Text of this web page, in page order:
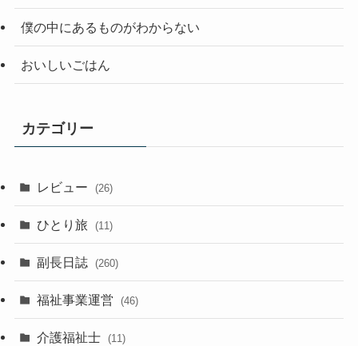
僕の中にあるものがわからない
おいしいごはん
カテゴリー
レビュー (26)
ひとり旅 (11)
副長日誌 (260)
福祉事業運営 (46)
介護福祉士 (11)